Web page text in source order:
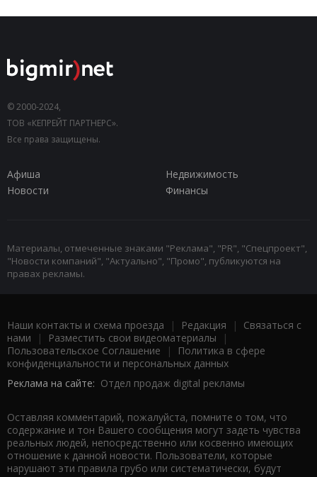
© 2000-2024,
ТОВ «КЕПРЕЙТ ПАРТНЕРС».
Все права защищены.
Афиша
Недвижимость
Новости
Финансы
Материалы, отмеченные знаками "Реклама", "PR", "Спецпроект",
"Новости компаний", "Актуально", "Промо", публикуются на
правах рекламы.
Наши контакты и схема проезда | Редакция | Связаться с
нами | Разместить свои видеоматериалы |
Пользовательское Соглашение |
Политика в сфере
конфиденциальности и персональных данных
Реклама на сайте: Отдел продаж digital рекламы
Оставляя комментарий, пожалуйста, помните о том, что
содержание и тон Вашего сообщения могут задеть чувства
реальных людей, непосредственно или косвенно имеющих
отношение к данной новости. Пользователи, которые
нарушают эти правила грубо или систематически, будут